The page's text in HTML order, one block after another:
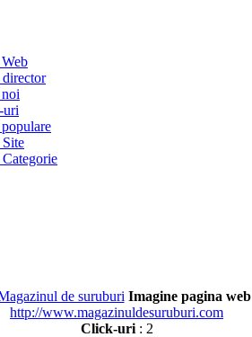
uri
Imagine pagina web
http://www.magazinuldesuruburi.com
Click-uri: 2